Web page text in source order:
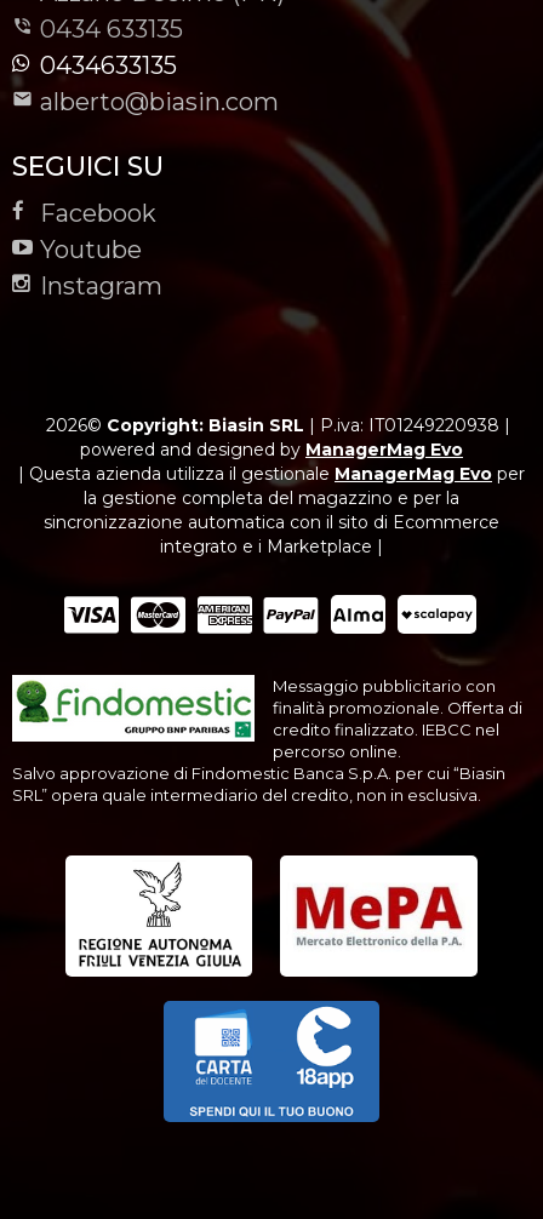
0434 633135
0434633135
alberto@biasin.com
SEGUICI SU
Facebook
Youtube
Instagram
2026© Copyright: Biasin SRL | P.iva: IT01249220938 |
powered and designed by ManagerMag Evo
| Questa azienda utilizza il gestionale ManagerMag Evo per
la gestione completa del magazzino e per la
sincronizzazione automatica con il sito di Ecommerce
integrato e i Marketplace |
Messaggio pubblicitario con
finalità promozionale. Offerta di
credito finalizzato. IEBCC nel
percorso online.
Salvo approvazione di Findomestic Banca S.p.A. per cui “Biasin
SRL” opera quale intermediario del credito, non in esclusiva.